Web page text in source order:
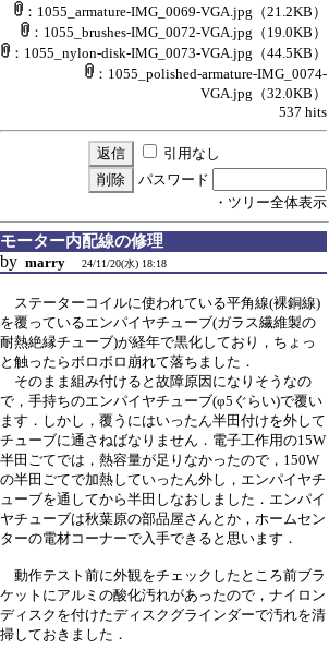
：1055_armature-IMG_0069-VGA.jpg （21.2KB）
：1055_brushes-IMG_0072-VGA.jpg （19.0KB）
：1055_nylon-disk-IMG_0073-VGA.jpg （44.5KB）
：1055_polished-armature-IMG_0074-
VGA.jpg （32.0KB）
537 hits
引用なし
パスワード
・ツリー全体表示
モーター内配線の修理
by marry 24/11/20(水) 18:18
ステーターコイルに使われている平角線(裸銅線)
を覆っているエンパイヤチューブ(ガラス繊維製の
耐熱絶縁チューブ)が経年で黒化しており，ちょっ
と触ったらボロボロ崩れて落ちました．
そのまま組み付けると故障原因になりそうなの
で，手持ちのエンパイヤチューブ(φ5ぐらい)で覆い
ます．しかし，覆うにはいったん半田付けを外して
チューブに通さねばなりません．電子工作用の15W
半田ごてでは，熱容量が足りなかったので，150W
の半田ごてで加熱していったん外し，エンパイヤチ
ューブを通してから半田しなおしました．エンパイ
ヤチューブは秋葉原の部品屋さんとか，ホームセン
ターの電材コーナーで入手できると思います．
動作テスト前に外観をチェックしたところ前ブラ
ケットにアルミの酸化汚れがあったので，ナイロン
ディスクを付けたディスクグラインダーで汚れを清
掃しておきました．